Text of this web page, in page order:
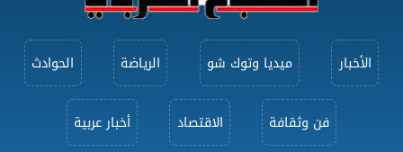
الأخبار ميديا وتوك شو الرياضة الحوادث
فن وثقافة الاقتصاد أخبار عربية